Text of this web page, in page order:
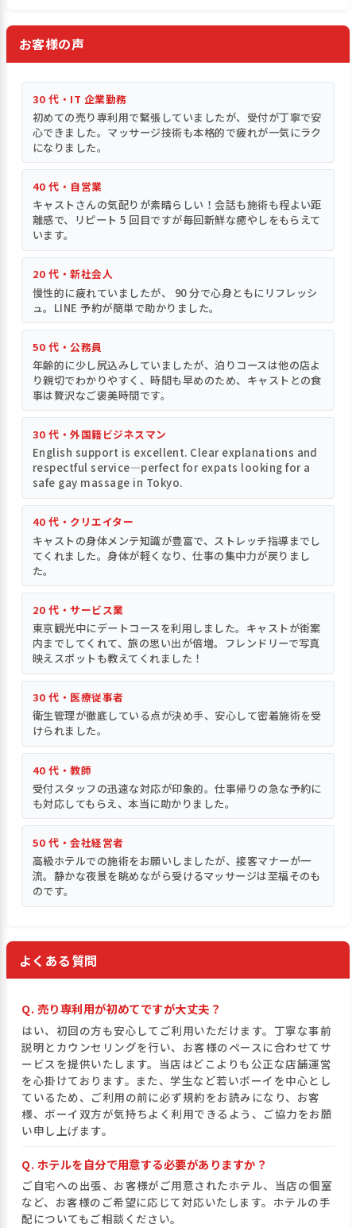
お客様の声
30 代・IT 企業勤務
初めての売り専利用で緊張していましたが、受付が丁寧で安
心できました。マッサージ技術も本格的で疲れが一気にラク
になりました。
40 代・自営業
キャストさんの気配りが素晴らしい！会話も施術も程よい距
離感で、リピート 5 回目ですが毎回新鮮な癒やしをもらえて
います。
20 代・新社会人
慢性的に疲れていましたが、 90 分で心身ともにリフレッシ
ュ。LINE 予約が簡単で助かりました。
50 代・公務員
年齢的に少し尻込みしていましたが、泊りコースは他の店よ
り親切でわかりやすく、時間も早めのため、キャストとの食
事は贅沢なご褒美時間です。
30 代・外国籍ビジネスマン
English support is excellent. Clear explanations and
respectful service—perfect for expats looking for a
safe gay massage in Tokyo.
40 代・クリエイター
キャストの身体メンテ知識が豊富で、ストレッチ指導までし
てくれました。身体が軽くなり、仕事の集中力が戻りまし
た。
20 代・サービス業
東京観光中にデートコースを利用しました。キャストが街案
内までしてくれて、旅の思い出が倍増。フレンドリーで写真
映えスポットも教えてくれました！
30 代・医療従事者
衛生管理が徹底している点が決め手、安心して密着施術を受
けられました。
40 代・教師
受付スタッフの迅速な対応が印象的。仕事帰りの急な予約に
も対応してもらえ、本当に助かりました。
50 代・会社経営者
高級ホテルでの施術をお願いしましたが、接客マナーが一
流。静かな夜景を眺めながら受けるマッサージは至福そのも
のです。
よくある質問
Q. 売り専利用が初めてですが大丈夫？
はい、初回の方も安心してご利用いただけます。丁寧な事前
説明とカウンセリングを行い、お客様のペースに合わせてサ
ービスを提供いたします。当店はどこよりも公正な店舗運営
を心掛けております。また、学生など若いボーイを中心とし
ているため、ご利用の前に必ず規約をお読みになり、お客
様、ボーイ双方が気持ちよく利用できるよう、ご協力をお願
い申し上げます。
Q. ホテルを自分で用意する必要がありますか？
ご自宅への出張、お客様がご用意されたホテル、当店の個室
など、お客様のご希望に応じて対応いたします。ホテルの手
配についてもご相談ください。